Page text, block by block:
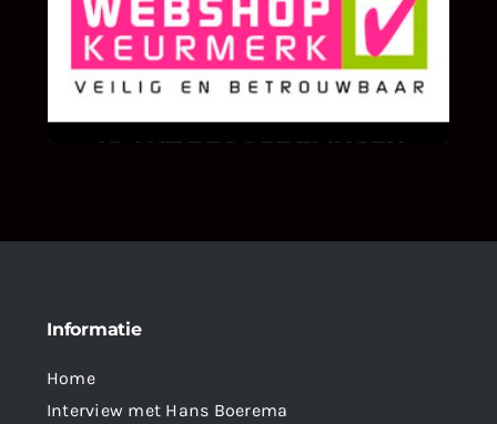
KLANT BEOORDELINGEN
We zijn er zeer op gesteld om te weten wat u
als klant van ons en onze diensten vindt.
Informatie
Home
Interview met Hans Boerema